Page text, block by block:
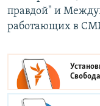
правдой" и
работающих в
Свобода